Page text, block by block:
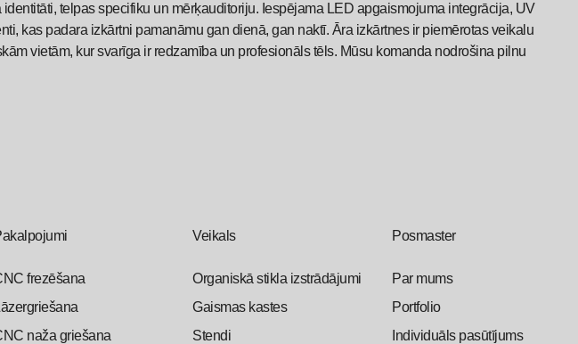
telpas specifiku un mērķauditoriju. Iespējama LED apgaismojuma integrācija, UV
kas padara izkārtni pamanāmu gan dienā, gan naktī. Āra izkārtnes ir piemērotas veikalu
vietām, kur svarīga ir redzamība un profesionāls tēls. Mūsu komanda nodrošina pilnu
frezēšana
naža griešana
Veikals
Organiskā stikla izstrādājumi
Gaismas kastes
Stendi
Posmaster
Par mums
Portfolio
Individuāls pasūtījums